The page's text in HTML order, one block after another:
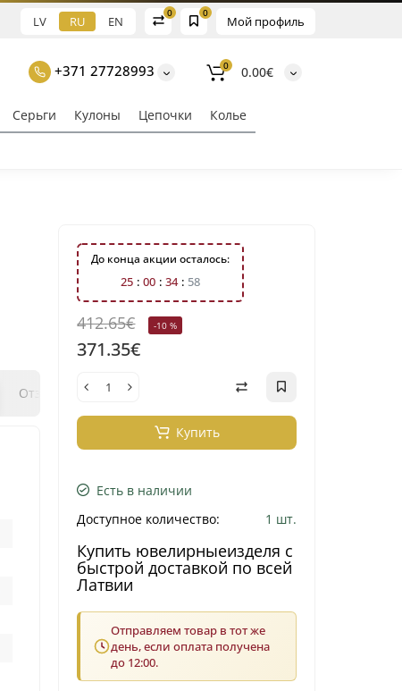
Мой профиль
0
0
LV RU EN
+371 27728993 0 0.00€
Серьги Кулоны Цепочки Колье
Отзывы Вопрос - ответ Klix Payment
До конца акции осталось:
25 00 34 57
412.65€ -10 %
371.35€
Купить
Есть в наличии
Доступное количество:
1 шт.
Купить ювелирныеизделя с
быстрой доставкой по всей
Латвии
Отправляем товар в тот же
день, если оплата получена
до 12:00.